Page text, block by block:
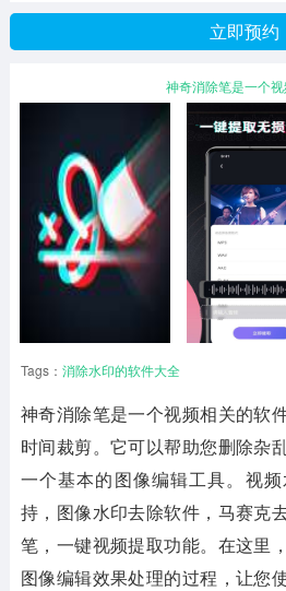
立即预约
神奇消除笔是一个
Tags： 消除水印的软件大全
神奇消除笔是一个视频相关的软
时间裁剪。它可以帮助您删除杂
一个基本的图像编辑工具。视
持，图像水印去除软件，马赛克
笔，一键视频提取功能。在这里
图像编辑效果处理的过程，让您